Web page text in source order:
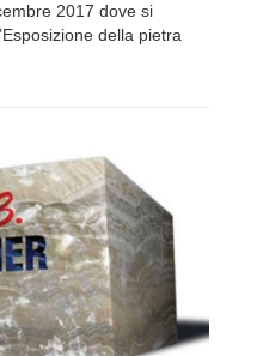
2017 dove si
della pietra